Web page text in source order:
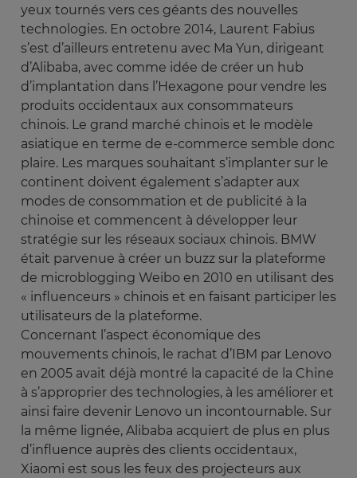
yeux tournés vers ces géants des nouvelles
technologies. En octobre 2014, Laurent Fabius
s’est d’ailleurs entretenu avec Ma Yun, dirigeant
d’Alibaba, avec comme idée de créer un hub
d’implantation dans l’Hexagone pour vendre les
produits occidentaux aux consommateurs
chinois. Le grand marché chinois et le modèle
asiatique en terme de e-commerce semble donc
plaire. Les marques souhaitant s’implanter sur le
continent doivent également s’adapter aux
modes de consommation et de publicité à la
chinoise et commencent à développer leur
stratégie sur les réseaux sociaux chinois. BMW
était parvenue à créer un buzz sur la plateforme
de microblogging Weibo en 2010 en utilisant des
« influenceurs » chinois et en faisant participer les
utilisateurs de la plateforme.
Concernant l’aspect économique des
mouvements chinois, le rachat d’IBM par Lenovo
en 2005 avait déjà montré la capacité de la Chine
à s’approprier des technologies, à les améliorer et
ainsi faire devenir Lenovo un incontournable. Sur
la même lignée, Alibaba acquiert de plus en plus
d’influence auprès des clients occidentaux,
Xiaomi est sous les feux des projecteurs aux